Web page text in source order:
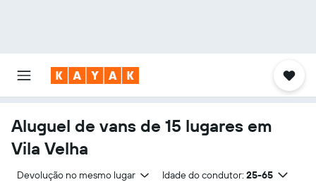
Aluguel de vans de 15 lugares em
Vila Velha
Devolução no mesmo lugar Idade do condutor: 25-65